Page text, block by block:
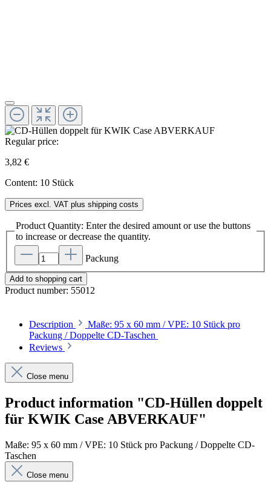
Regular price:
3,82 €
Content: 10 Stück
Prices excl. VAT plus shipping costs
Product Quantity: Enter the desired amount or use the buttons
to increase or decrease the quantity.
Packung
Add to shopping cart
Product number: 55012
Description
Maße: 95 x 60 mm / VPE: 10 Stück pro
Packung / Doppelte CD-Taschen
Reviews
Close menu
Product information "CD-Hüllen doppelt
für KWIK Case ABVERKAUF"
Maße: 95 x 60 mm / VPE: 10 Stück pro Packung / Doppelte CD-
Taschen
Close menu